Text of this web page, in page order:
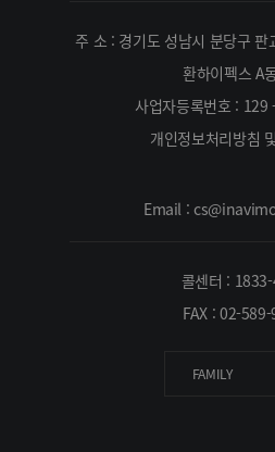
주 소 : 경기도 성남시 분당구
환하이펙스 A
사업자등록번호 :
개인정보처리방침
Email :
콜센터 :
FAX : 02-
FAMILY